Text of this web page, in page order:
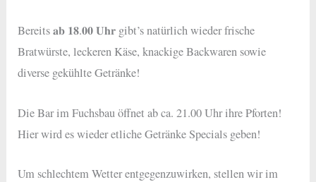
Bereits 𝐚𝐛 𝟏𝟖.𝟎𝟎 𝐔𝐡𝐫 gibt’s natürlich wieder frische
Bratwürste, leckeren Käse, knackige Backwaren sowie
diverse gekühlte Getränke!
Die Bar im Fuchsbau öffnet ab ca. 21.00 Uhr ihre Pforten!
Hier wird es wieder etliche Getränke Specials geben!
Um schlechtem Wetter entgegenzuwirken, stellen wir im